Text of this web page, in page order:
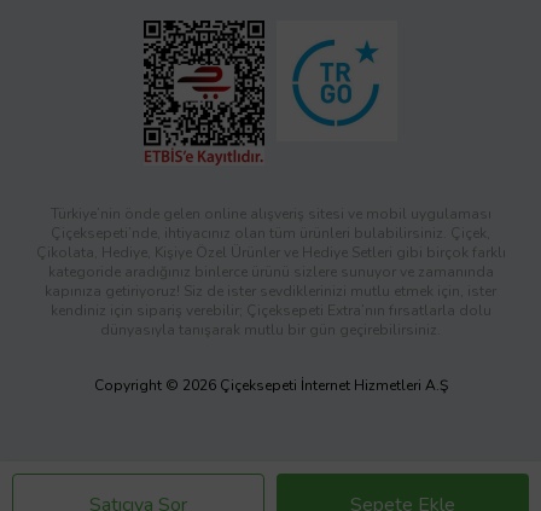
Satıcıya Sor Sepete Ekle
Türkiye’nin önde gelen online alışveriş sitesi ve mobil uygulaması
Çiçeksepeti’nde, ihtiyacınız olan tüm ürünleri bulabilirsiniz. Çiçek,
Çikolata, Hediye, Kişiye Özel Ürünler ve Hediye Setleri gibi birçok farklı
kategoride aradığınız binlerce ürünü sizlere sunuyor ve zamanında
kapınıza getiriyoruz! Siz de ister sevdiklerinizi mutlu etmek için, ister
kendiniz için sipariş verebilir; Çiçeksepeti Extra’nın fırsatlarla dolu
dünyasıyla tanışarak mutlu bir gün geçirebilirsiniz.
Copyright © 2026 Çiçeksepeti İnternet Hizmetleri A.Ş